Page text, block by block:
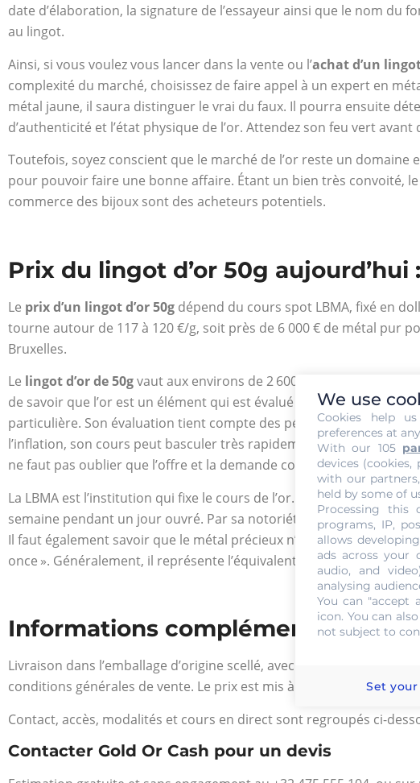
date d’élaboration, la signature de l’essayeur ainsi que le nom du
au lingot.
Ainsi, si vous voulez vous lancer dans la vente ou l’achat d’un
complexité du marché, choisissez de faire appel à un expert en
métal jaune, il saura distinguer le vrai du faux. Il pourra ensuite
d’authenticité et l’état physique de l’or. Attendez son feu vert avant
Toutefois, soyez conscient que le marché de l’or reste un
pour pouvoir faire une bonne affaire. Étant un bien très convoité,
commerce des bijoux sont des acheteurs potentiels.
Prix du lingot d’or 50g
Le prix d’un lingot d’or 50g dépend du cours spot LBMA, fixé en
tourne autour de 117 à 120 €/g, soit près de 6 000 € de métal pur
Bruxelles.
Le lingot d’or de 50gvaut aux environs de 2 600 euros. C’est un
de savoir que l’or est un élément qui est évalué selon plusieurs
particulière. Son évaluation tient compte des péripéties qui
l’inflation, son cours peut basculer très rapidement. Avec cela
ne faut pas oublier que l’offre et la demande compte
La LBMA est l’institution qui fixe le cours de l’or. Elle est une
semaine pendant un jour ouvré. Par sa notoriété absolue, la
Il faut également savoir que le métal précieux n’est pas évalué en
once ». Généralement, il représente l’équivalent de 31,10 Gr d’or.
Informations complémentaires sur
Livraison dans l’emballage d’origine scellé, avec numéro de série
conditions générales de vente. Le prix est mis à jour
Contact, accès, modalités et cours en direct sont regroupés ci-
Contacter Gold Or Cash pour un devis
We use
Cookies help
preferences at
With our 105
devices (cookies,
with our
held by some of
Processing this
programs, IP,
allows
ads across your
audio, and
analysing
You can "accept
icon. You can
not subject to
Set